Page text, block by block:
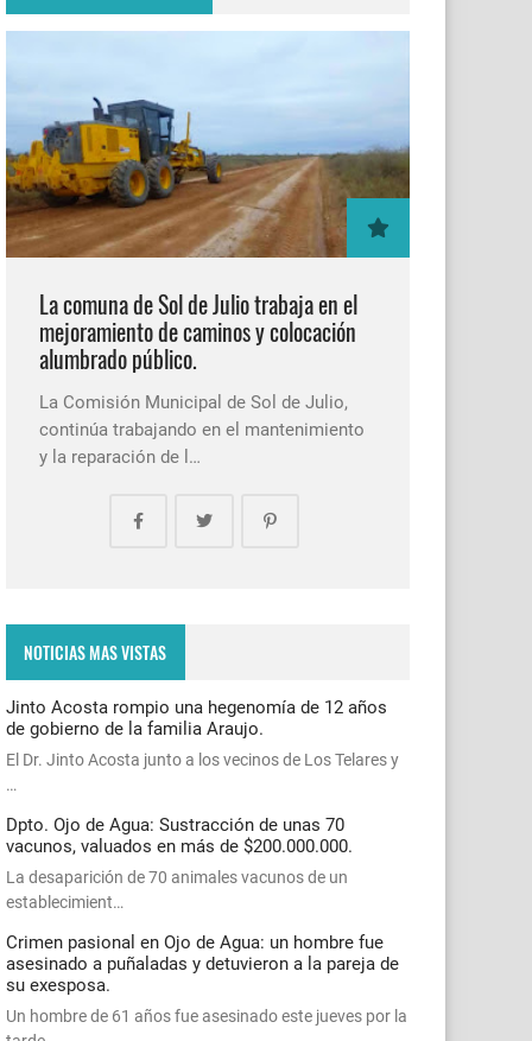
La comuna de Sol de Julio trabaja en el
mejoramiento de caminos y colocación
alumbrado público.
La Comisión Municipal de Sol de Julio,
continúa trabajando en el mantenimiento
y la reparación de l…
NOTICIAS MAS VISTAS
Jinto Acosta rompio una hegenomía de 12 años
de gobierno de la familia Araujo.
El Dr. Jinto Acosta junto a los vecinos de Los Telares y
…
Dpto. Ojo de Agua: Sustracción de unas 70
vacunos, valuados en más de $200.000.000.
La desaparición de 70 animales vacunos de un
establecimient…
Crimen pasional en Ojo de Agua: un hombre fue
asesinado a puñaladas y detuvieron a la pareja de
su exesposa.
Un hombre de 61 años fue asesinado este jueves por la